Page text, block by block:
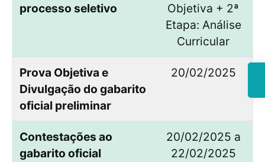
processo seletivo
Objetiva + 2ª
Etapa: Análise
Curricular
Prova Objetiva e
Divulgação do gabarito
oficial preliminar
20/02/2025
Contestações ao
gabarito oficial
20/02/2025 a
22/02/2025